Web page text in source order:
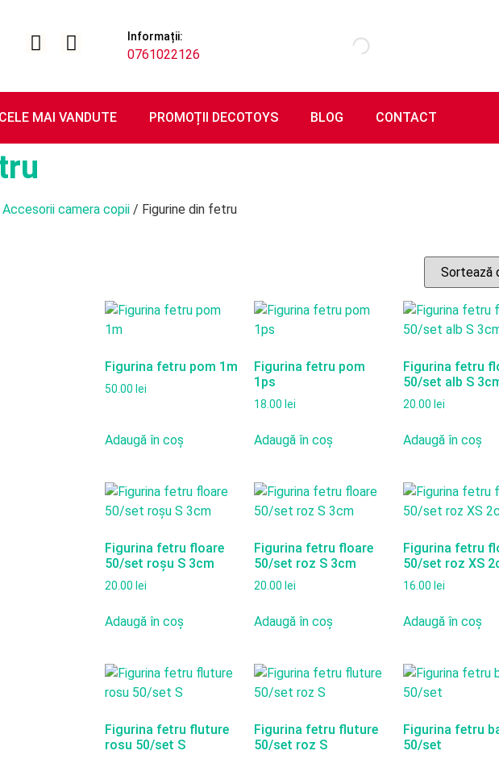
Informații:
0761022126
CELE MAI VANDUTE PROMOȚII DECOTOYS BLOG CONTACT
Accesorii camera copii / Figurine din fetru
Figurina fetru pom 1m
50.00 lei
Adaugă în coș
Figurina fetru pom
1ps
18.00 lei
Adaugă în coș
Figurina fetru
50/set alb S
20.00 lei
Adaugă în coș
Figurina fetru floare
50/set roșu S 3cm
20.00 lei
Adaugă în coș
Figurina fetru floare
50/set roz S 3cm
20.00 lei
Adaugă în coș
Figurina fetru
50/set roz XS
16.00 lei
Adaugă în coș
Figurina fetru fluture
rosu 50/set S
Figurina fetru fluture
50/set roz S
Figurina fetru
50/set